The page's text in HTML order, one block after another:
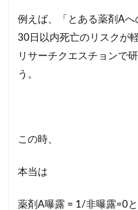
例えば、「とある薬剤A
30日以内死亡のリスクが
リサーチクエスチョンで
う。
この時、
本当は
薬剤A曝露 = 1/非曝露=0